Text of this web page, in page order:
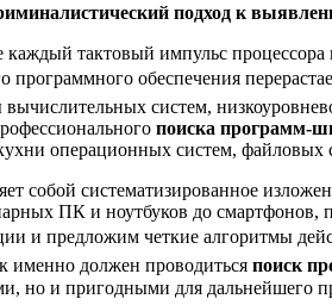
подход к
тактовый импульс
программного обеспечения
вычислительных систем,
поиска программ-
операционных систем, файловых
собой систематизированное
ПК и ноутбуков до смартфонов,
и предложим четкие алгоритмы
именно должен проводиться поиск
но и пригодными для дальнейшего